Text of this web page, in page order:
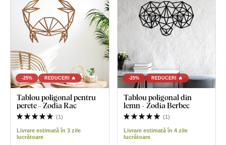
-25% REDUCERI 🔥
Tablou poligonal pentru
perete - Zodia Rac
(1)
Livrare estimată în 3 zile
lucrătoare
-25% REDUCERI 🔥
Tablou poligonal din
lemn - Zodia Berbec
(1)
Livrare estimată în 4 zile
lucrătoare